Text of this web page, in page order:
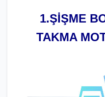
1.ŞİŞME
TAKMA